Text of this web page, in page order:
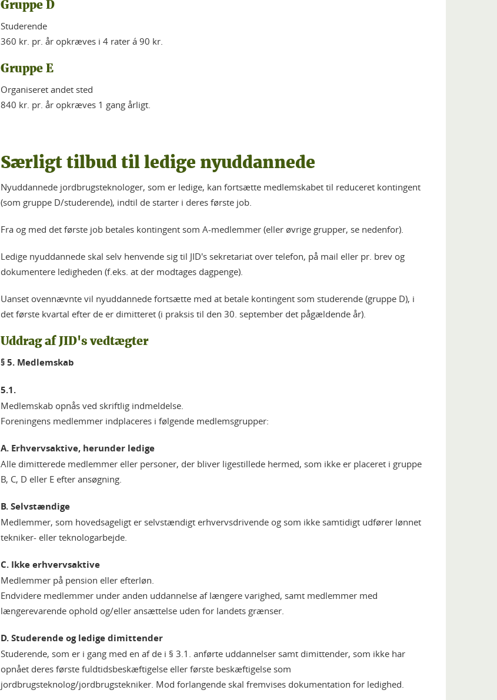
Gruppe D
Studerende
360 kr. pr. år opkræves i 4 rater á 90 kr.
Gruppe E
Organiseret andet sted
840 kr. pr. år opkræves 1 gang årligt.
Særligt tilbud til ledige nyuddannede
Nyuddannede jordbrugsteknologer, som er ledige, kan fortsætte medlemskabet til reduceret kontingent
(som gruppe D/studerende), indtil de starter i deres første job.
Fra og med det første job betales kontingent som A-medlemmer (eller øvrige grupper, se nedenfor).
Ledige nyuddannede skal selv henvende sig til JID's sekretariat over telefon, på mail eller pr. brev og
dokumentere ledigheden (f.eks. at der modtages dagpenge).
Uanset ovennævnte vil nyuddannede fortsætte med at betale kontingent som studerende (gruppe D), i
det første kvartal efter de er dimitteret (i praksis til den 30. september det pågældende år).
Uddrag af JID's vedtægter
§ 5. Medlemskab
5.1.
Medlemskab opnås ved skriftlig indmeldelse.
Foreningens medlemmer indplaceres i følgende medlemsgrupper:
A. Erhvervsaktive, herunder ledige
Alle dimitterede medlemmer eller personer, der bliver ligestillede hermed, som ikke er placeret i gruppe
B, C, D eller E efter ansøgning.
B. Selvstændige
Medlemmer, som hovedsageligt er selvstændigt erhvervsdrivende og som ikke samtidigt udfører lønnet
tekniker- eller teknologarbejde.
C. Ikke erhvervsaktive
Medlemmer på pension eller efterløn.
Endvidere medlemmer under anden uddannelse af længere varighed, samt medlemmer med
længerevarende ophold og/eller ansættelse uden for landets grænser.
D. Studerende og ledige dimittender
Studerende, som er i gang med en af de i § 3.1. anførte uddannelser samt dimittender, som ikke har
opnået deres første fuldtidsbeskæftigelse eller første beskæftigelse som
jordbrugsteknolog/jordbrugstekniker. Mod forlangende skal fremvises dokumentation for ledighed.